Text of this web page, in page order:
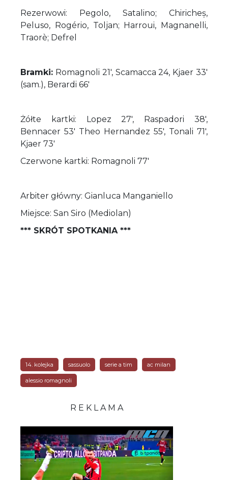
Rezerwowi: Pegolo, Satalino; Chiricheș,
Peluso, Rogério, Toljan; Harroui, Magnanelli,
Traorè; Defrel
Bramki: Romagnoli 21', Scamacca 24, Kjaer 33'
(sam.), Berardi 66'
Żółte kartki: Lopez 27', Raspadori 38',
Bennacer 53' Theo Hernandez 55', Tonali 71',
Kjaer 73'
Czerwone kartki: Romagnoli 77'
Arbiter główny: Gianluca Manganiello
Miejsce: San Siro (Mediolan)
*** SKRÓT SPOTKANIA ***
14. kolejka sassuolo serie a tim ac milan
alessio romagnoli
R E K L A M A